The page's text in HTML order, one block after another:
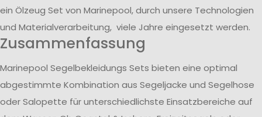
ein Ölzeug Set von Marinepool, durch unsere Technologien
und Materialverarbeitung, viele Jahre eingesetzt werden.
Zusammenfassung
Marinepool Segelbekleidungs Sets bieten eine optimal
abgestimmte Kombination aus Segeljacke und Segelhose
oder Salopette für unterschiedlichste Einsatzbereiche auf